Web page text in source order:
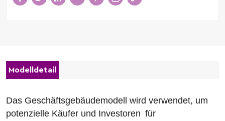
Modelldetail
Das Geschäftsgebäudemodell wird verwendet, um
potenzielle Käufer und Investoren für